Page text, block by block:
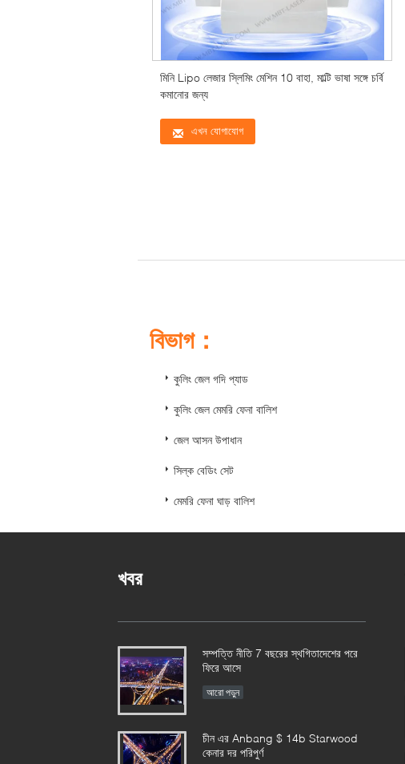
মিনি Lipo লেজার স্লিমিং মেশিন 10 বাহা, মাল্টি ভাষা সঙ্গে চর্বি
কমানোর জন্য
এখন যোগাযোগ
বিভাগ：
কুলিং জেল গদি প্যাড
কুলিং জেল মেমরি ফেনা বালিশ
জেল আসন উপাধান
সিল্ক বেডিং সেট
মেমরি ফেনা ঘাড় বালিশ
খবর
সম্পত্তি নীতি 7 বছরের স্থগিতাদেশের পরে
ফিরে আসে
আরো পড়ুন
চীন এর Anbang $ 14b Starwood
কেনার দর পরিপুর্ণ